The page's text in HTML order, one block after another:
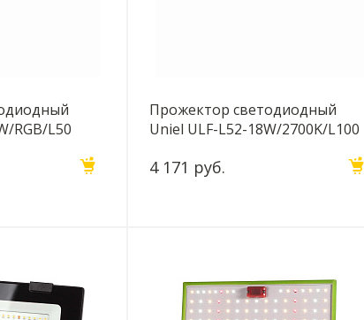
RGB/L50
Прожектор светодиодный
Uniel ULF-L52-18W/2700K/L100
4 171 руб.